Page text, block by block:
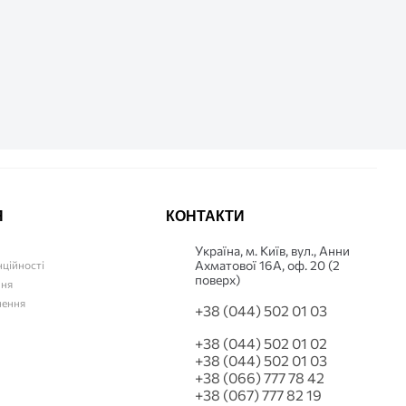
КОНТАКТИ
Українa, м. Київ, вул., Анни
Ахматової 16А, оф. 20 (2
поверх)
+38 (044) 502 01 03
+38 (044) 502 01 02
+38 (044) 502 01 03
+38 (066) 777 78 42
+38 (067) 777 82 19